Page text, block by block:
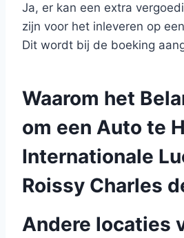
Ja, er kan een extra
zijn voor het inleveren op
Dit wordt bij de boeking
Waarom het
om een Auto te
Internationale
Roissy Charles
Andere locaties